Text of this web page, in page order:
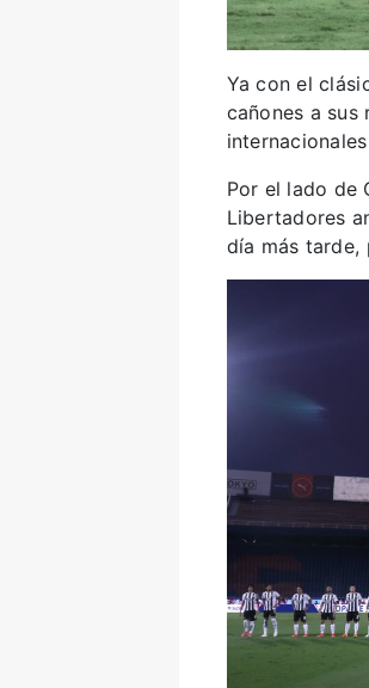
Ya con el
cañones a
Por el lado de
Libertadores
día más tarde,